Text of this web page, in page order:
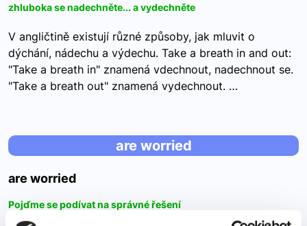
zhluboka se nadechněte... a vydechněte
V angličtině existují různé způsoby, jak mluvit o
dýchání, nádechu a výdechu. Take a breath in and out:
"Take a breath in" znamená vdechnout, nadechnout se.
"Take a breath out" znamená vydechnout. …
are worried
are worried
Pojďme se podívat na správné řešení